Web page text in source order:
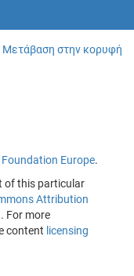
Μετάβαση στην κορυφή
Europe.
of this particular
Attribution
. For more
content licensing